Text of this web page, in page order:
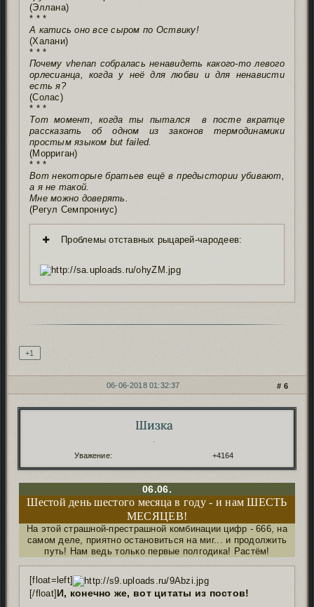
(Эллана)
* * *
А катись оно все сыром по Оствику!
(Халани)
* * *
Почему vhenan собралась ненавидеть какого-то левого
орлесианца, когда у неё для любви и для ненависти
есть я?
(Солас)
* * *
Тот момент, когда ты пытался в посте вкратце
рассказать об одном из законов термодинамики
простым языком but failed.
(Морриган)
* * *
Вот некоторые братьев ещё в предыстории убивают,
а я не такой.
Мне можно доверять.
(Регул Семпрониус)
Проблемы отставных рыцарей-чародеев:
+1
6
06-06-2018 01:32:37
Шизка
.
Уважение: +4164
06.06.
Шестой день шестого месяца в году - и нам ШЕСТЬ
МЕСЯЦЕВ!
На этой страшной-престрашной комбинации цифр - 666, на
самом деле, приятно остановиться на миг... и продолжить
путь! Нам ведь только первые полгодика! Растём!
[float=left]
[/float] И, конечно же, вот цитаты из постов!